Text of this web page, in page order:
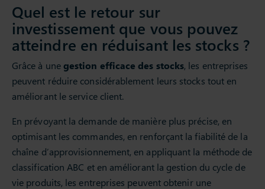
Quel est le retour sur
investissement que vous pouvez
atteindre en réduisant les stocks ?
Grâce à unegestion efficace des stocks, les entreprises
peuvent réduire considérablement leurs stocks tout en
améliorant le service client.
En prévoyant la demande de manière plus précise, en
optimisant les commandes, en renforçant la fiabilité de la
chaîne d’approvisionnement, en appliquant la méthode de
classification ABC et en améliorant la gestion du cycle de
vie produits, les entreprises peuvent obtenir une